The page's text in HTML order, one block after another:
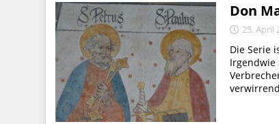
Don
25. April
Die Serie
Irgendwie